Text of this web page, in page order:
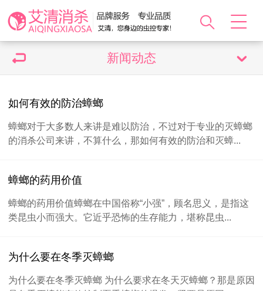
新闻动态
如何有效的防治蟑螂
蟑螂对于大多数人来讲是难以防治，不过对于专业的灭蟑螂
的消杀公司来讲，不算什么，那如何有效的防治和灭蟑...
蟑螂的药用价值
蟑螂的药用价值蟑螂在中国俗称“小强”，顾名思义，是指这
类昆虫小而强大。它近乎恐怖的生存能力，堪称昆虫...
为什么要在冬季灭蟑螂
为什么要在冬季灭蟑螂 为什么要求在冬天灭蟑螂？那是原因